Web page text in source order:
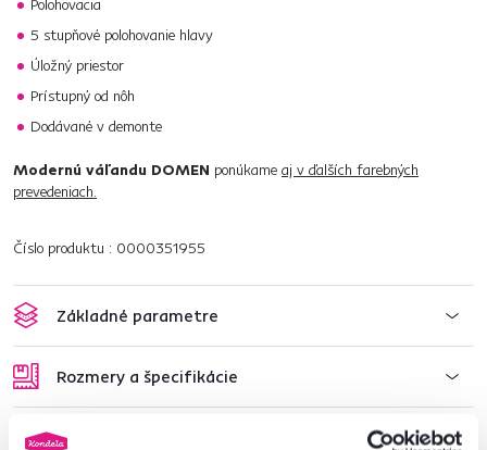
Polohovacia
5 stupňové polohovanie hlavy
Úložný priestor
Prístupný od nôh
Dodávané v demonte
Modernú váľandu DOMEN ponúkame aj v ďalších farebných
prevedeniach.
Číslo produktu : 0000351955
Základné parametre
Rozmery a špecifikácie
Informácie o balení